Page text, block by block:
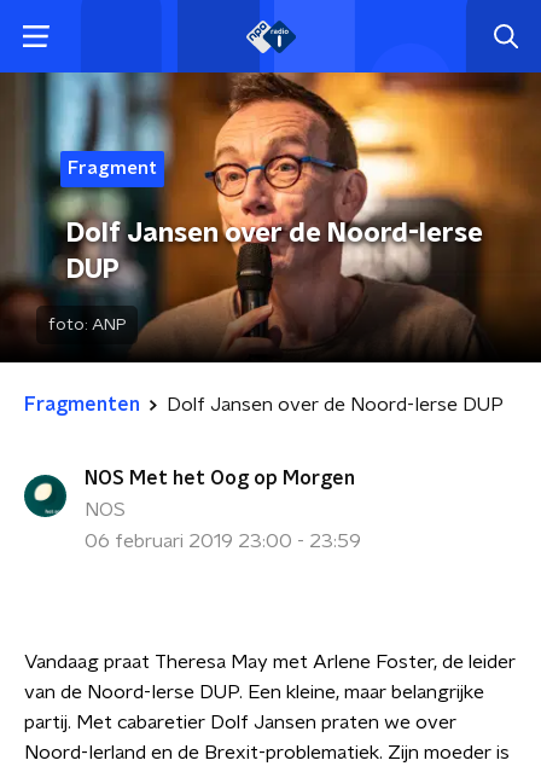
Fragment
Dolf Jansen over de Noord-Ierse
DUP
foto: ANP
Fragmenten Dolf Jansen over de Noord-Ierse DUP
NOS Met het Oog op Morgen
NOS
06 februari 2019 23:00 - 23:59
Vandaag praat Theresa May met Arlene Foster, de leider
van de Noord-Ierse DUP. Een kleine, maar belangrijke
partij. Met cabaretier Dolf Jansen praten we over
Noord-Ierland en de Brexit-problematiek. Zijn moeder is